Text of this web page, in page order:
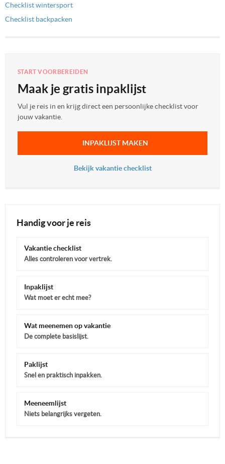
Checklist wintersport
Checklist backpacken
START VOORBEREIDEN
Maak je gratis inpaklijst
Vul je reis in en krijg direct een persoonlijke checklist voor
jouw vakantie.
INPAKLIJST MAKEN
Bekijk vakantie checklist
Handig voor je reis
Vakantie checklist
Alles controleren voor vertrek.
Inpaklijst
Wat moet er echt mee?
Wat meenemen op vakantie
De complete basislijst.
Paklijst
Snel en praktisch inpakken.
Meeneemlijst
Niets belangrijks vergeten.